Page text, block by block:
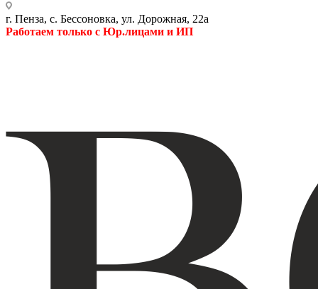
г. Пенза, с. Бессоновка, ул. Дорожная, 22а
Работаем только с Юр.лицами и ИП